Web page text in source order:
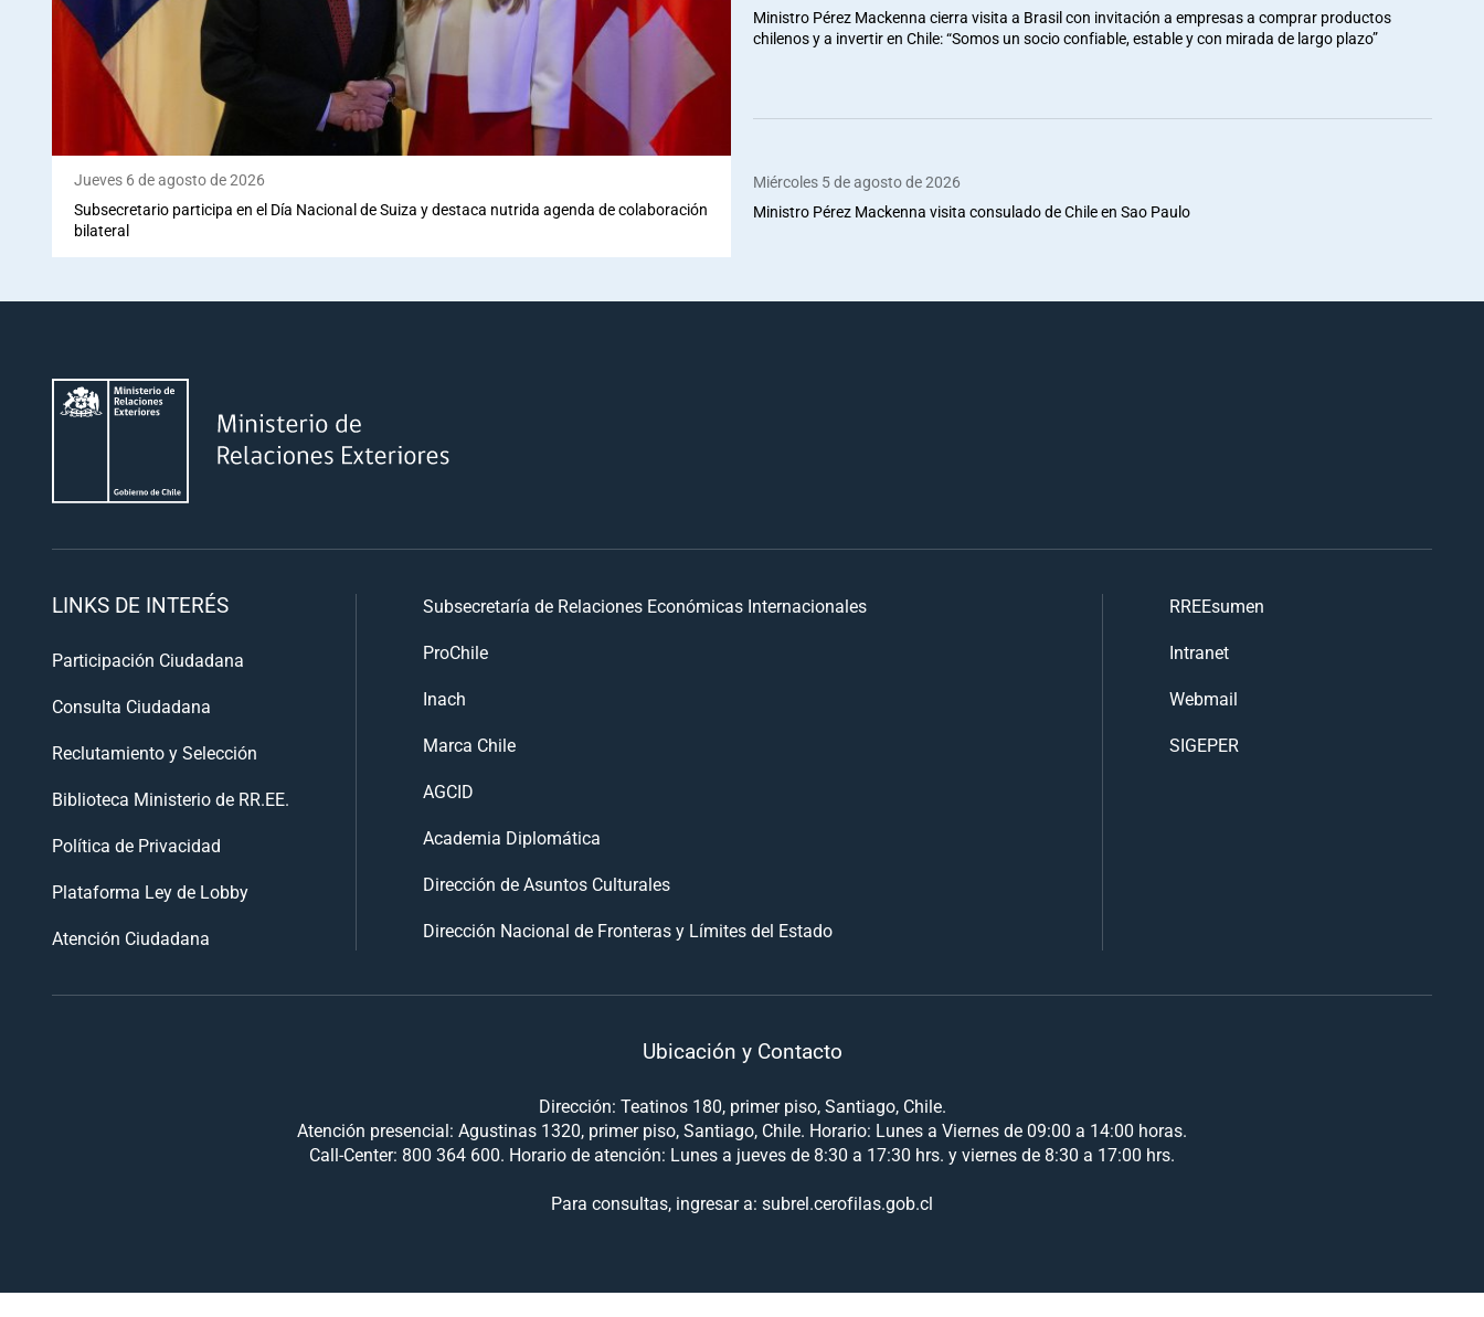
Jueves 6 de agosto de 2026
Subsecretario participa en el Día Nacional de Suiza y destaca nutrida agenda de colaboración
bilateral
Ministro Pérez Mackenna cierra visita a Brasil con invitación a empresas a comprar productos
chilenos y a invertir en Chile: “Somos un socio confiable, estable y con mirada de largo plazo”
Miércoles 5 de agosto de 2026
Ministro Pérez Mackenna visita consulado de Chile en Sao Paulo
LINKS DE INTERÉS
Participación Ciudadana
Consulta Ciudadana
Reclutamiento y Selección
Biblioteca Ministerio de RR.EE.
Política de Privacidad
Plataforma Ley de Lobby
Atención Ciudadana
Subsecretaría de Relaciones Económicas Internacionales
ProChile
Inach
Marca Chile
AGCID
Academia Diplomática
Dirección de Asuntos Culturales
Dirección Nacional de Fronteras y Límites del Estado
RREEsumen
Intranet
Webmail
SIGEPER
Ubicación y Contacto
Dirección: Teatinos 180, primer piso, Santiago, Chile.
Atención presencial: Agustinas 1320, primer piso, Santiago, Chile. Horario: Lunes a Viernes de 09:00 a 14:00 horas.
Call-Center: 800 364 600. Horario de atención: Lunes a jueves de 8:30 a 17:30 hrs. y viernes de 8:30 a 17:00 hrs.
Para consultas, ingresar a: subrel.cerofilas.gob.cl